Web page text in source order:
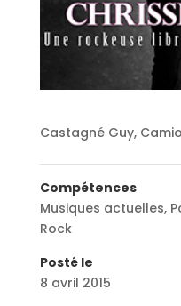
Castagné Guy,
Compétences
Musiques actuelles,
Rock
Posté le
8 avril 2015